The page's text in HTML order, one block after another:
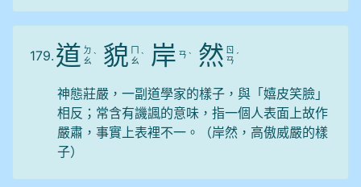
179. 道 ㄉ
ㄠ ˋ 貌 ㄇ
ㄠ ˋ 岸 ㄢ ˋ 然 ㄖ
ㄢ ˊ
神態莊嚴，一副道學家的樣子，與「嬉皮笑臉」
相反；常含有譏諷的意味，指一個人表面上故作
嚴肅，事實上表裡不一。（岸然，高傲威嚴的樣
子）